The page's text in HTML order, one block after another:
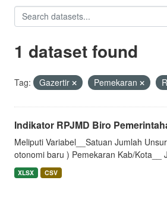
1 dataset found
Tag: Gazertir Pemekaran
Indikator RPJMD Biro
Meliputi Variabel__Satuan Jumlah
otonomi baru ) Pemekaran Kab/Kota__
XLSX CSV